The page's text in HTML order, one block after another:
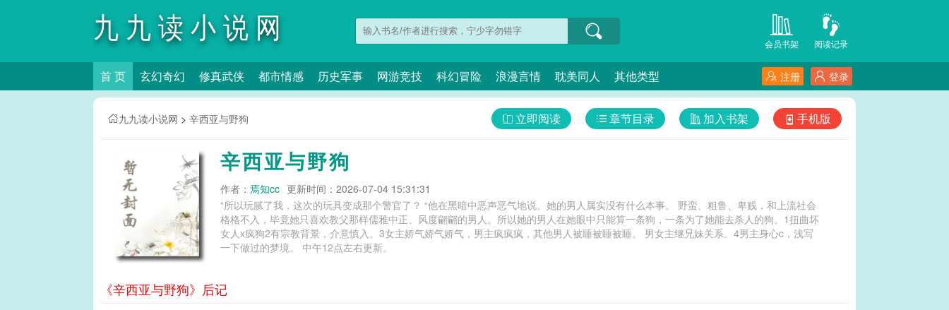
九九读小说网 阅读记录
会员书架
首 页 玄幻奇幻 修真武侠 都市情感 历史军事 网游竞技 科幻冒险 浪漫言情 耽美同人 其他类型 登录
注册
九九读小说网 > 辛西亚与野狗 手机版
加入书架
章节目录
立即阅读
辛西亚与野狗
作者： 焉知cc 更新时间：2026-07-04 15:31:31
“所以玩腻了我，这次的玩具变成那个警官了？ “他在黑暗中恶声恶气地说。她的男人属实没有什么本事。 野蛮、粗鲁、卑贱，和上流社会
格格不入，毕竟她只喜欢教父那样儒雅中正、风度翩翩的男人。所以她的男人在她眼中只能算一条狗，一条为了她能去杀人的狗。1扭曲坏
女人x疯狗2有宗教背景，介意慎入。3女主娇气娇气娇气，男主疯疯疯，其他男人被睡被睡被睡。 男女主继兄妹关系。4男主身心c，浅写
一下做过的梦境。 中午12点左右更新。
《辛西亚与野狗》后记